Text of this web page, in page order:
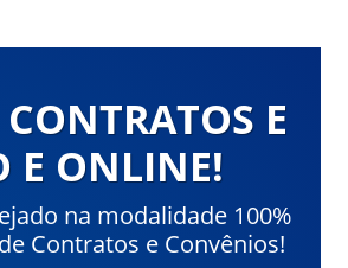
E
E ONLINE!
na modalidade 100%
Contratos e Convênios!